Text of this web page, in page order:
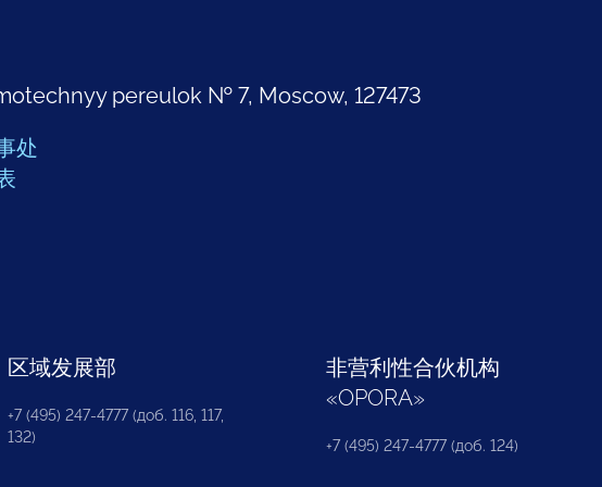
pereulok № 7, Moscow, 127473
处
区域发展部
+7 (495) 247-4777 (доб. 116, 117,
132)
非营利性合伙机构
«OPORA»
+7 (495) 247-4777 (доб. 124)